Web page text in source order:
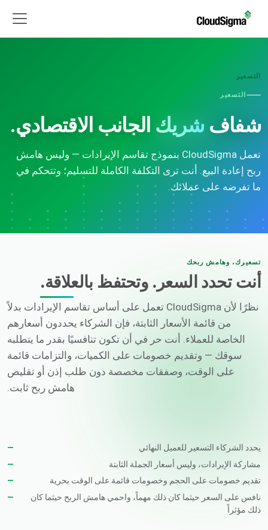
التسعير
التسعير
شفاف شريك الجانب الاقتصادي.
تعمل CloudSigma بنموذج تقاسم الإيرادات — وليس هامش
ربح إعادة البيع. أنت ترى التكلفة الكاملة للتسليم؛ وتتحكم في
ما تفرضه على عملائك.
تسعيرك، وهامش ربحك
أنت تحدد السعر. وتحتفظ بالعلاقة.
نظرًا لأن CloudSigma تعمل على أساس تقاسم الإيرادات بدلاً
من قائمة الأسعار الثابتة، فإن الشركاء يحددون أسعارهم
الخاصة للعملاء. أنت حر في أن تكون تنافسيًا بقدر ما يتطلبه
سوقك — وتقديم خصومات على الكميات، والتزامات قائمة
على الوقت، وصفقات مخصصة دون طلب إذن أو تقليص
هامش ربح ثابت.
يحدد الشركاء التسعير للعميل النهائي
مشاركة الإيرادات، وليس أسعار الجملة الثابتة
تقديم خصومات على الحجم وخصومات قائمة على الوقت بحرية
نافس على السعر حيثما كان ذلك مهماً، واحمي هامش الربح حيثما كان
ذلك مؤثراً